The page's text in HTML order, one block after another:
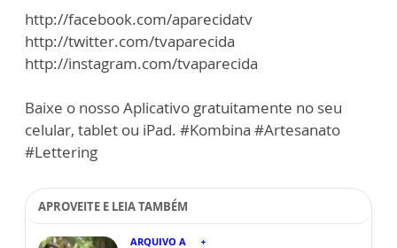
http://facebook.com/aparecidatv
http://twitter.com/tvaparecida
http://instagram.com/tvaparecida
Baixe o nosso Aplicativo gratuitamente no seu
celular, tablet ou iPad. #Kombina #Artesanato
#Lettering
APROVEITE E LEIA TAMBÉM
ARQUIVO A